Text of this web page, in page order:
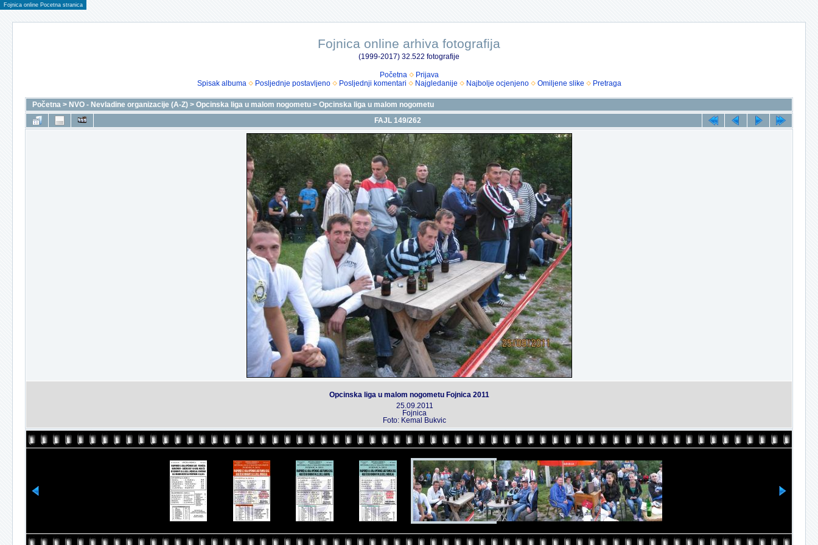
Fojnica online Pocetna stranica
Fojnica online arhiva fotografija
(1999-2017) 32.522 fotografije
Početna
Prijava
Spisak albuma
Posljednje postavljeno Posljednji komentari Najgledanije Najbolje ocjenjeno Omiljene slike Pretraga
Početna > NVO - Nevladine organizacije (A-Z) > Opcinska liga u malom nogometu > Opcinska liga u malom nogometu
FAJL 149/262
Opcinska liga u malom nogometu Fojnica 2011
25.09.2011
Fojnica
Foto: Kemal Bukvic